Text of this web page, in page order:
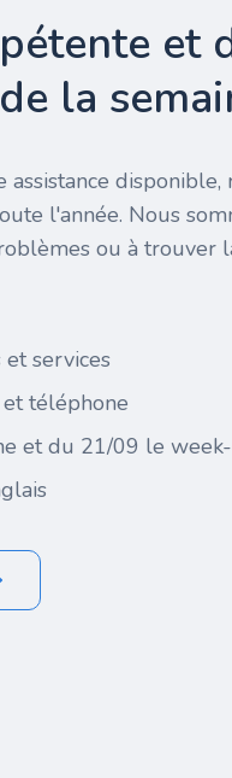
et
la
l'année. Nous
ou à trouver
services
téléphone
et du 21/09 le